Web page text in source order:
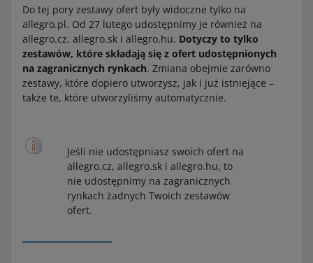
Do tej pory zestawy ofert były widoczne tylko na
allegro.pl. Od 27 lutego udostępnimy je również na
allegro.cz, allegro.sk i allegro.hu. Dotyczy to tylko
zestawów, które składają się z ofert udostępnionych
na zagranicznych rynkach. Zmiana obejmie zarówno
zestawy, które dopiero utworzysz, jak i już istniejące –
także te, które utworzyliśmy automatycznie.
Jeśli nie udostępniasz swoich ofert na
allegro.cz, allegro.sk i allegro.hu, to
nie udostępnimy na zagranicznych
rynkach żadnych Twoich zestawów
ofert.